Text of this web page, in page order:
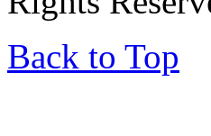
Back to Top